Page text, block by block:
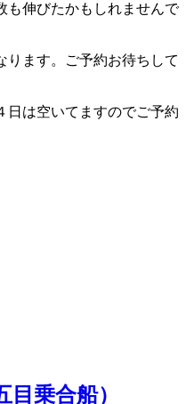
も伸びたかもしれませんで
ります。ご予約お待ちして
日は空いてますのでご予約
乗合船）